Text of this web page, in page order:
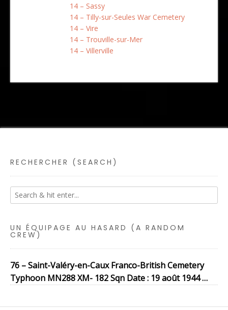
14 – Sassy
14 – Tilly-sur-Seules War Cemetery
14 – Vire
14 – Trouville-sur-Mer
14 – Villerville
RECHERCHER (SEARCH)
UN ÉQUIPAGE AU HASARD (A RANDOM
CREW)
76 – Saint-Valéry-en-Caux Franco-British Cemetery
Typhoon MN288 XM- 182 Sqn Date : 19 août 1944 …